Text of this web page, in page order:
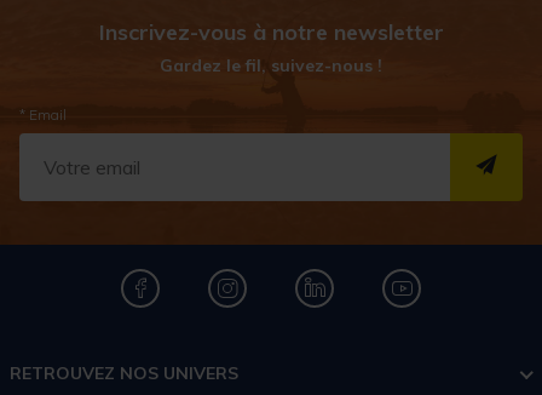
Inscrivez-vous à notre newsletter
Gardez le fil, suivez-nous !
* Email
RETROUVEZ NOS UNIVERS